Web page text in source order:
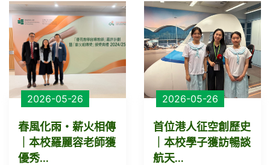
2026-05-26
春風化雨・薪火相傳
｜本校羅麗容老師獲
優秀...
2026-05-26
首位港人征空創歷史
｜本校學子獲訪暢談
航天...